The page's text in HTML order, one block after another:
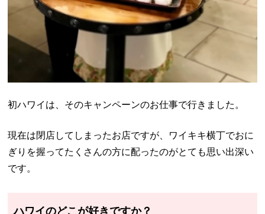
初ハワイは、そのキャンペーンのお仕事で行きました。
現在は閉店してしまったお店ですが、ワイキキ横丁でおに
ぎりを握ってたくさんの方に配ったのがとても思い出深い
です。
ハワイのどこが好きですか？